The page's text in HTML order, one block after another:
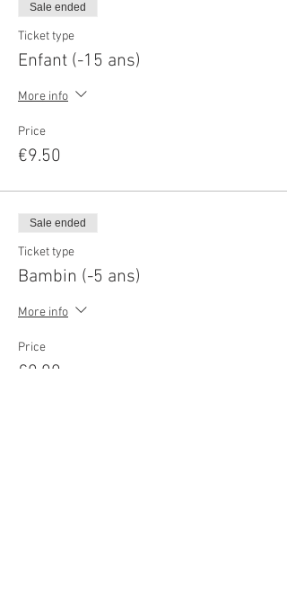
Sale ended
Ticket type
Enfant (-15 ans)
More info
Price
€9.50
Sale ended
Ticket type
Bambin (-5 ans)
More info
Price
€0.00